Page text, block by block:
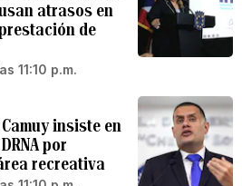
atrasos en
de
11:10 p.m.
insiste en
por
recreativa